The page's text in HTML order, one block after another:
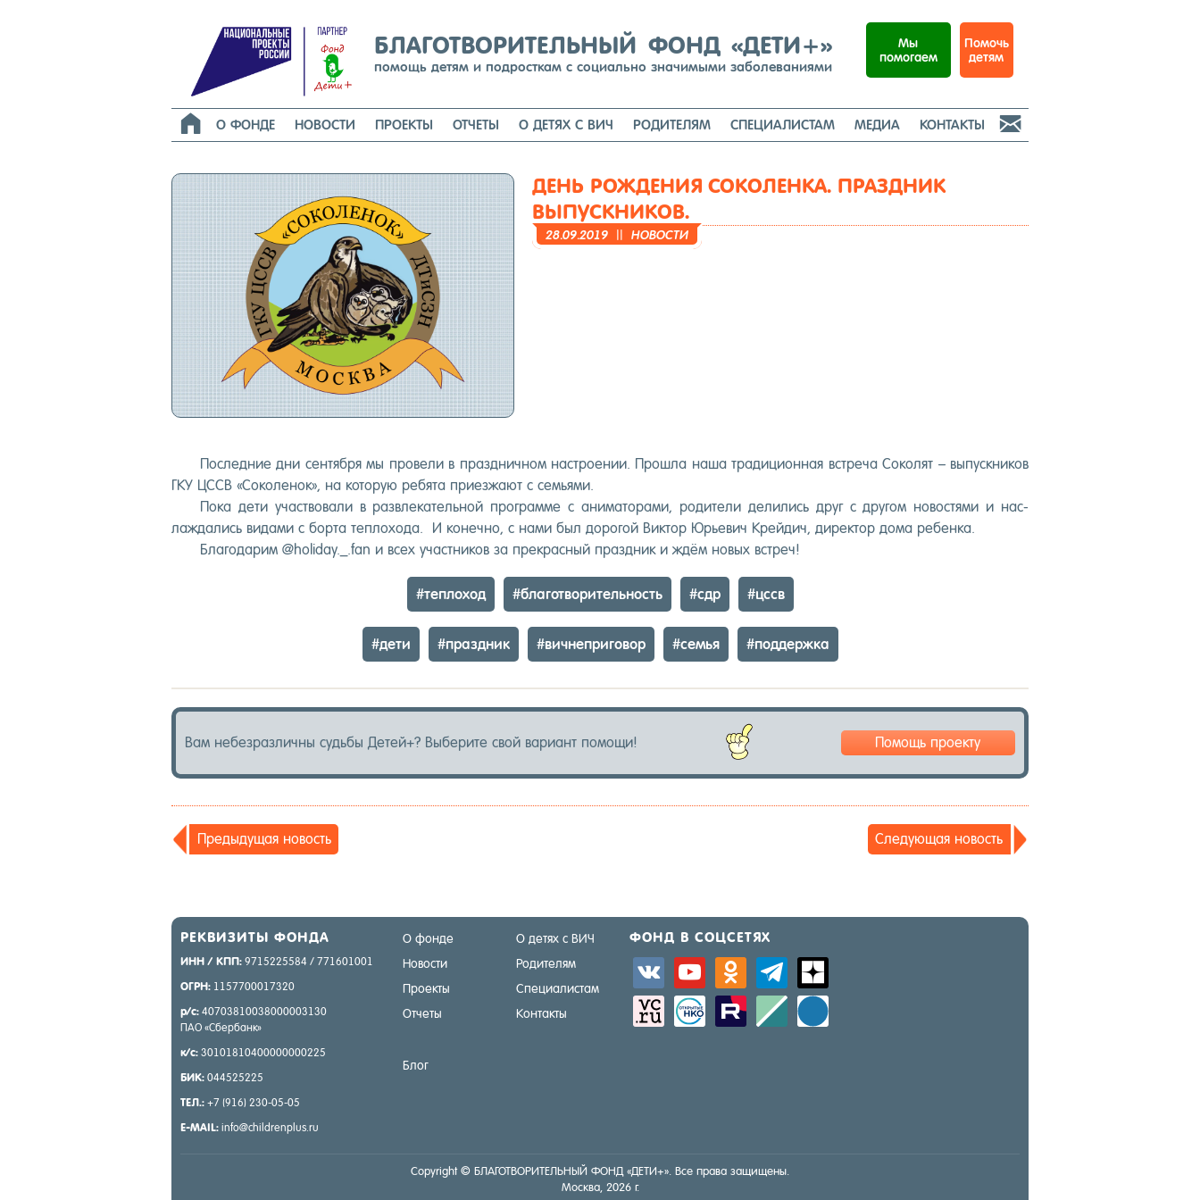
содержимому
БЛАГОТВОРИТЕЛЬНЫЙ ФОНД «ДЕТИ+»
помощь детям и подросткам с социально значимыми заболеваниями
Мы
помогаем
Помочь
детям
 О ФОНДЕ НОВОСТИ ПРОЕКТЫ ОТЧЕТЫ О ДЕТЯХ С ВИЧ РОДИТЕЛЯМ СПЕЦИАЛИСТАМ МЕДИА КОНТАКТЫ 
ДЕНЬ РОЖДЕНИЯ СОКОЛЕНКА. ПРАЗДНИК
ВЫПУСКНИКОВ.
28.09.2019 НО­ВОС­ТИ
Пос­ледние дни сен­тября мы про­вели в праз­днич­ном нас­тро­ении. Прош­ла на­ша тра­дици­он­ная встре­ча Со­колят – вы­пус­кни­ков
ГКУ ЦССВ «Со­коле­нок», на ко­торую ре­бята при­ез­жа­ют с семь­ями.
По­ка де­ти учас­тво­вали в раз­вле­катель­ной прог­рамме с ани­мато­рами, ро­дите­ли де­лились друг с дру­гом но­вос­тя­ми и нас­
лажда­лись ви­дами с бор­та теп­ло­хода. И ко­неч­но, с на­ми был до­рогой Вик­тор Юрь­евич Крей­дич, ди­рек­тор до­ма ре­бен­ка.
Бла­года­рим @holiday._.fan и всех учас­тни­ков за прек­расный праз­дник и ждём но­вых встреч!
#теп­ло­ход #бла­гот­во­ритель­ность #сдр #цссв
#де­ти #праз­дник #вич­непри­говор #семья #под­дер­жка
Вам не­без­различ­ны судь­бы Де­тей+? Вы­бери­те свой ва­ри­ант по­мощи! Помощь проекту
Пре­дыду­щая но­вость Сле­ду­ющая но­вость
РЕК­ВИ­ЗИТЫ ФОН­ДА
ИНН / КПП: 9715225584 / 771601001
ОГРН: 1157700017320
р/с: 40703810038000003130
ПАО «Сбер­банк»
к/с: 30101810400000000225
БИК: 044525225
ТЕЛ.: +7 (916) 230-05-05
E-MAIL: info@childrenplus.ru
О фонде
Новости
Проекты
Отчеты
Блог
О детях с ВИЧ
Родителям
Специалистам
Контакты
ФОНД В СОЦ­СЕ­ТЯХ
vkontakteyoutube odnoklassnikitelegramzen-
yandex
sitemap activity zerply standardwindows
Copyright © БЛА­ГОТ­ВО­РИТЕЛЬ­НЫЙ ФОНД «ДЕ­ТИ+». Все пра­ва за­щище­ны.
Мос­ква, 2026 г.